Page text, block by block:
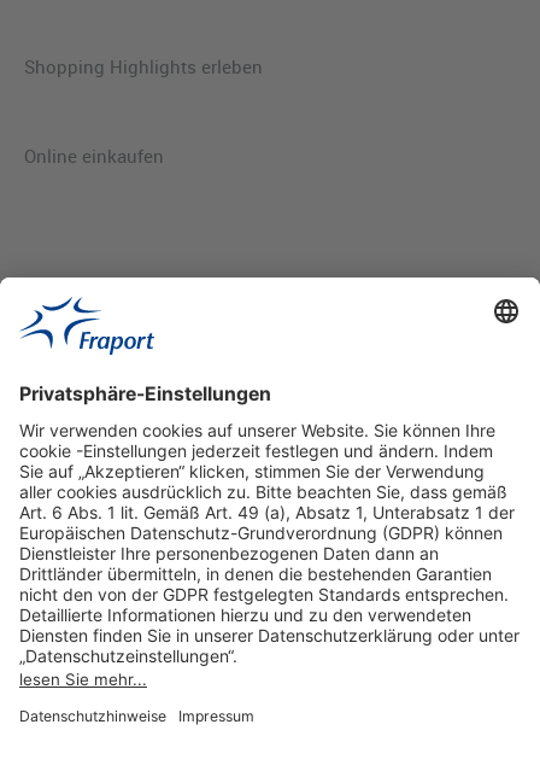
Shopping Highlights erleben
Online einkaufen
Hilfreiche Links
Online einkaufen & buchen
Über uns